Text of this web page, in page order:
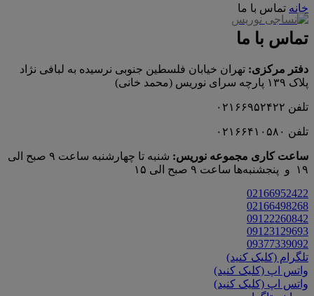
خانه تماس با ما
تماس با ما
دفتر مرکزی: تهران خیابان فلسطین جنوبی نرسیده به لبافی نژاد
پلاک ۱۳۹ پارچه‌ سرای نوريس (محمد خانی)
تلفن ۰۲۱۶۶۹۵۲۴۲۲
تلفن ۰۲۱۶۶۴۱۰۵۸۰
ساعت کاری مجموعه نوریس:
شنبه تا چهارشنبه ساعت ۹ صبح الی
۱۹ و پنجشنبه‌ها ساعت ۹ صبح الی ۱۵
02166952422
02166498268
09122260842
09123129693
09377339092
تلگرام (کلیک کنید)
واتس اپ (کلیک کنید)
واتس اپ (کلیک کنید)